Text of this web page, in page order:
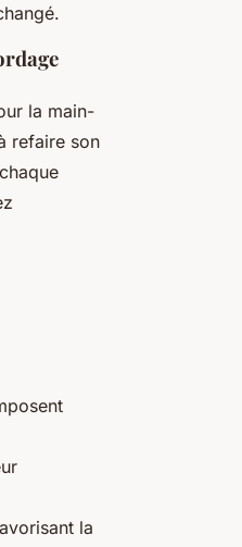
la main-
refaire son
la